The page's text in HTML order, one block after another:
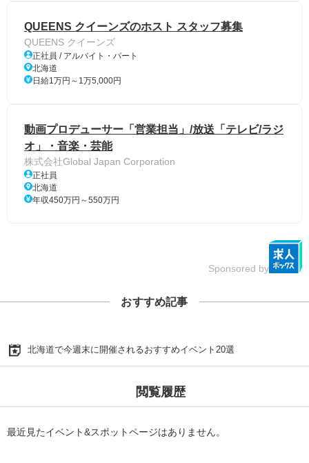
QUEENS クイーンズのホスト スタッフ募集
QUEENS クイーンズ
正社員 / アルバイト・パート
北海道
日給1万円～1万5,000円
動画プロデューサー「営業担当」/放送「テレビ/ラジ
オ」・音楽・芸能
株式会社Global Japan Corporation
正社員
北海道
年収450万円～550万円
Sponsored by
おすすめ記事
北海道で今週末に開催されるおすすめイベント20選
閲覧履歴
最近見たイベント&スポットページはありません。